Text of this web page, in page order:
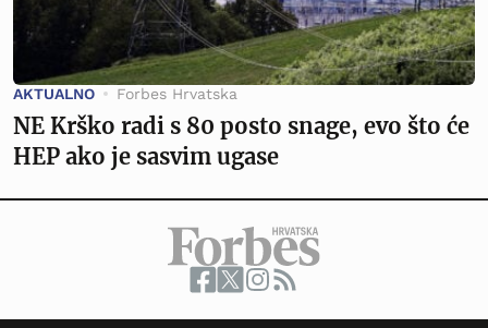
AKTUALNO Forbes Hrvatska
NE Krško radi s 80 posto snage, evo što će
HEP ako je sasvim ugase